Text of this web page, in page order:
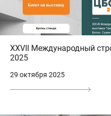
XXVII Международный
2025
29 октября 2025